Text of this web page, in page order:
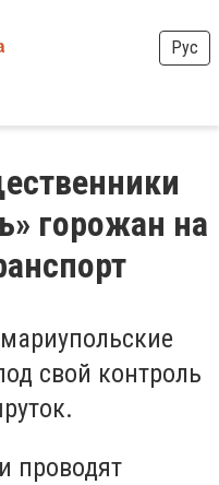
Рус
горожан на
свой контроль
проводят